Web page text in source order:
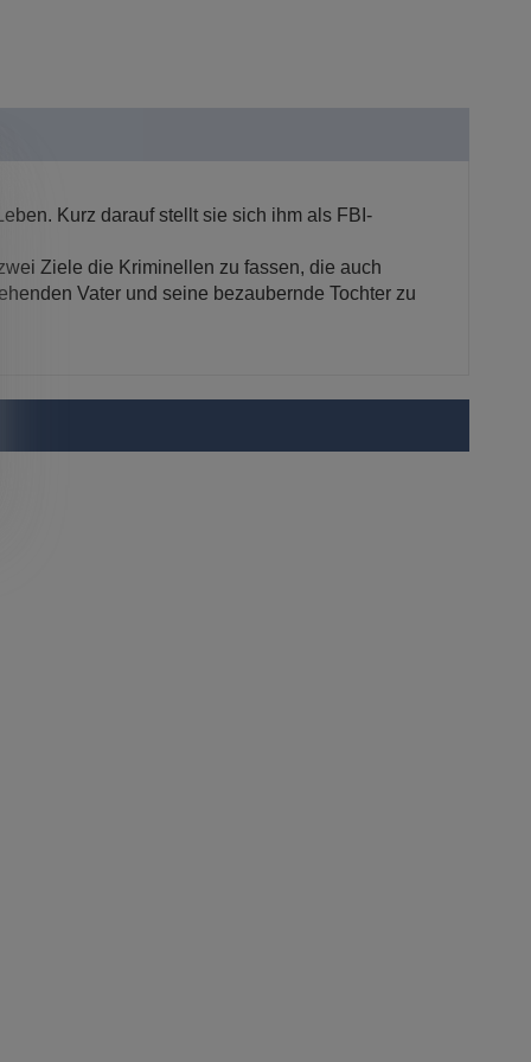
Kurz darauf stellt sie sich ihm als FBI-
Ziele die Kriminellen zu fassen, die auch
Vater und seine bezaubernde Tochter zu